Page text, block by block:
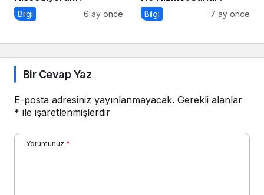
Bilgi Bilgi 7 ay önce
*ile işaretlenmişlerdir
Yorumunuz*